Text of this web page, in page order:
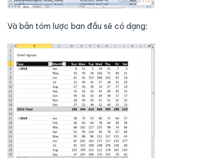
Và bản tóm lược ban đầu sẽ có dạng: